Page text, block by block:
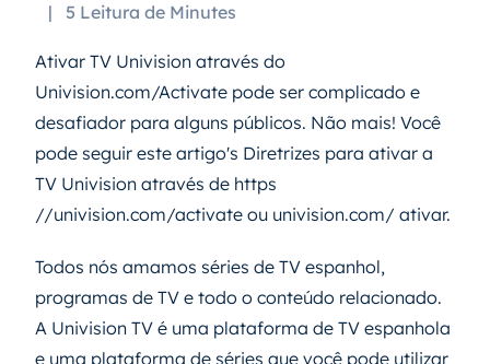
|
5 Leitura de Minutes
Ativar TV Univision através do
Univision.com/Activate pode ser complicado e
desafiador para alguns públicos. Não mais! Você
pode seguir este artigo's Diretrizes para ativar a
TV Univision através de https
//univision.com/activate ou univision.com/ ativar.
Todos nós amamos séries de TV espanhol,
programas de TV e todo o conteúdo relacionado.
A Univision TV é uma plataforma de TV espanhola
e uma plataforma de séries que você pode utilizar